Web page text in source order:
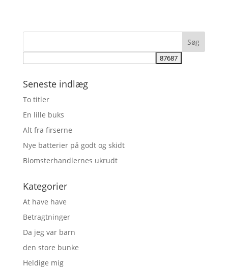
Seneste indlæg
To titler
En lille buks
Alt fra firserne
Nye batterier på godt og skidt
Blomsterhandlernes ukrudt
Kategorier
At have have
Betragtninger
Da jeg var barn
den store bunke
Heldige mig